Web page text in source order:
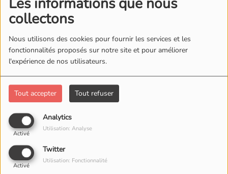
collectons
Nous utilisons des cookies pour fournir les services et les
fonctionnalités proposés sur notre site et pour améliorer
l'expérience de nos utilisateurs.
Tout accepter Tout refuser
Analytics
Activé
Utilisation: Analyse
Twitter
Activé
Utilisation: Fonctionnalité
HOROSCOPE
TOUTE LA SEMAINE, DE 06:40 À 10:40
MÉTÉO